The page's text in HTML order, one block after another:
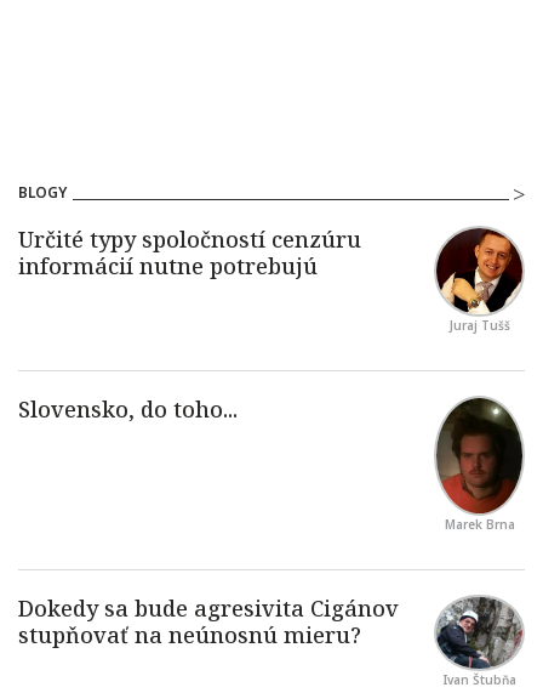
BLOGY
Juraj Tušš
Marek Brna
Ivan Štubňa